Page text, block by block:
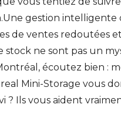
gestion intelligente
de ventes redoutées
stock ne sont pas un
écoutez bien :
Mini-Storage vous
? Ils vous aident